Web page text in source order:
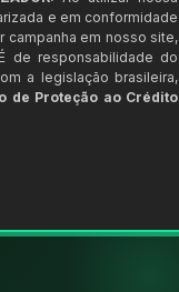
e em conformidade
campanha em nosso site,
de responsabilidade do
a legislação brasileira,
de Proteção ao Crédito